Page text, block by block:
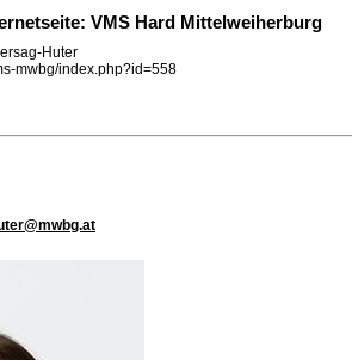
VMS Hard Mittelweiherburg
Huter
mwbg/index.php?id=558